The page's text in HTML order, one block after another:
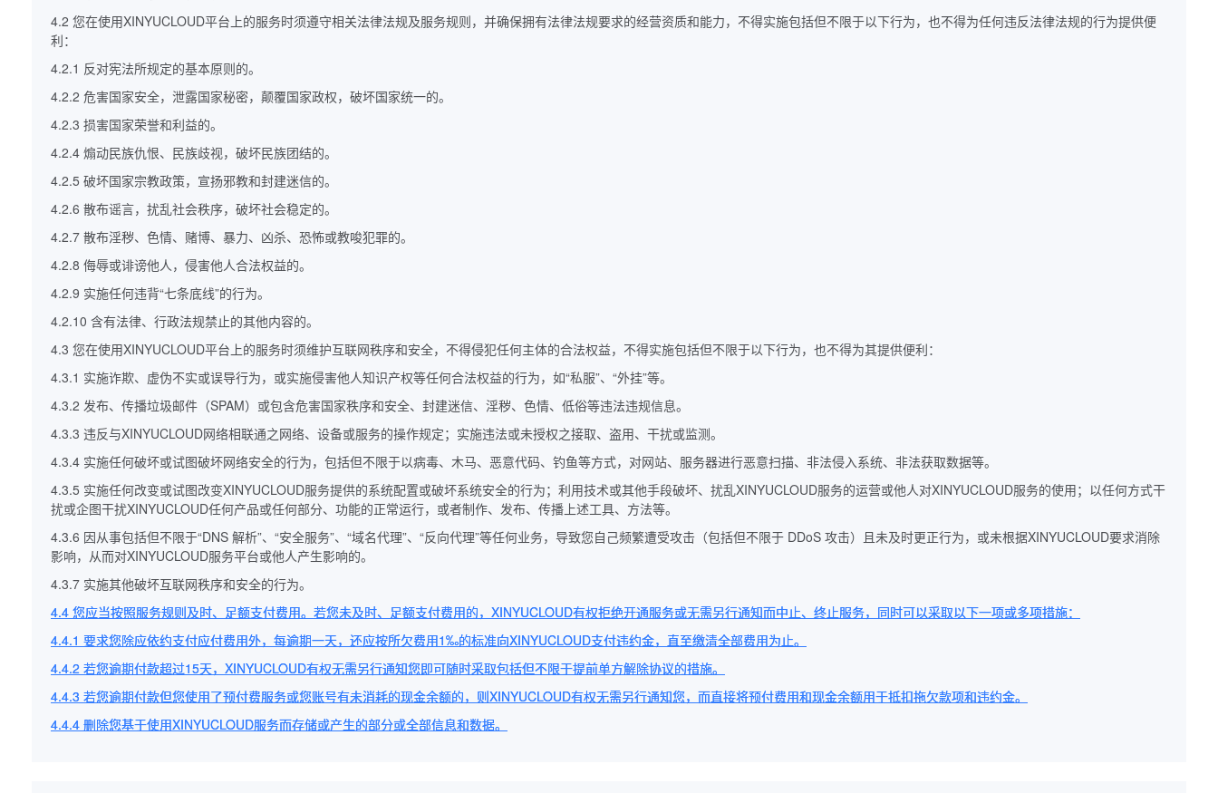
4.2 您在使用XINYUCLOUD平台上的服务时须遵守相关法律法规及服务规则，并确保拥有法律法规要求的经营资质和能力，不得实施包括但不限于以下行为，也不得为任何违反法律法规的行为提供便
利：
4.2.1 反对宪法所规定的基本原则的。
4.2.2 危害国家安全，泄露国家秘密，颠覆国家政权，破坏国家统一的。
4.2.3 损害国家荣誉和利益的。
4.2.4 煽动民族仇恨、民族歧视，破坏民族团结的。
4.2.5 破坏国家宗教政策，宣扬邪教和封建迷信的。
4.2.6 散布谣言，扰乱社会秩序，破坏社会稳定的。
4.2.7 散布淫秽、色情、赌博、暴力、凶杀、恐怖或教唆犯罪的。
4.2.8 侮辱或诽谤他人，侵害他人合法权益的。
4.2.9 实施任何违背“七条底线”的行为。
4.2.10 含有法律、行政法规禁止的其他内容的。
4.3 您在使用XINYUCLOUD平台上的服务时须维护互联网秩序和安全，不得侵犯任何主体的合法权益，不得实施包括但不限于以下行为，也不得为其提供便利：
4.3.1 实施诈欺、虚伪不实或误导行为，或实施侵害他人知识产权等任何合法权益的行为，如“私服”、“外挂”等。
4.3.2 发布、传播垃圾邮件（SPAM）或包含危害国家秩序和安全、封建迷信、淫秽、色情、低俗等违法违规信息。
4.3.3 违反与XINYUCLOUD网络相联通之网络、设备或服务的操作规定；实施违法或未授权之接取、盗用、干扰或监测。
4.3.4 实施任何破坏或试图破坏网络安全的行为，包括但不限于以病毒、木马、恶意代码、钓鱼等方式，对网站、服务器进行恶意扫描、非法侵入系统、非法获取数据等。
4.3.5 实施任何改变或试图改变XINYUCLOUD服务提供的系统配置或破坏系统安全的行为；利用技术或其他手段破坏、扰乱XINYUCLOUD服务的运营或他人对XINYUCLOUD服务的使用；以任何方式干
扰或企图干扰XINYUCLOUD任何产品或任何部分、功能的正常运行，或者制作、发布、传播上述工具、方法等。
4.3.6 因从事包括但不限于“DNS 解析”、“安全服务”、“域名代理”、“反向代理”等任何业务，导致您自己频繁遭受攻击（包括但不限于 DDoS 攻击）且未及时更正行为，或未根据XINYUCLOUD要求消除
影响，从而对XINYUCLOUD服务平台或他人产生影响的。
4.3.7 实施其他破坏互联网秩序和安全的行为。
4.4 您应当按照服务规则及时、足额支付费用。若您未及时、足额支付费用的，XINYUCLOUD有权拒绝开通服务或无需另行通知而中止、终止服务，同时可以采取以下一项或多项措施：
4.4.1 要求您除应依约支付应付费用外，每逾期一天，还应按所欠费用1‰的标准向XINYUCLOUD支付违约金，直至缴清全部费用为止。
4.4.2 若您逾期付款超过15天，XINYUCLOUD有权无需另行通知您即可随时采取包括但不限于提前单方解除协议的措施。
4.4.3 若您逾期付款但您使用了预付费服务或您账号有未消耗的现金余额的，则XINYUCLOUD有权无需另行通知您，而直接将预付费用和现金余额用于抵扣拖欠款项和违约金。
4.4.4 删除您基于使用XINYUCLOUD服务而存储或产生的部分或全部信息和数据。